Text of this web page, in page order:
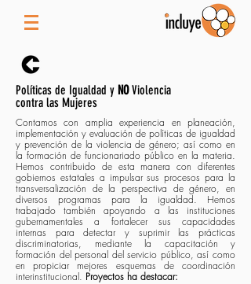
Políticas de Igualdad y NOViolencia
contra las Mujeres
Contamos con amplia experiencia en planeación,
implementación y evaluación de políticas de igualdad
y prevención de la violencia de género; así como en
la formación de funcionariado público en la materia.
Hemos contribuido de esta manera con diferentes
gobiernos estatales a impulsar sus procesos para la
transversalización de la perspectiva de género, en
diversos programas para la igualdad. Hemos
trabajado también apoyando a las instituciones
gubernamentales a fortalecer sus capacidades
internas para detectar y suprimir las prácticas
discriminatorias, mediante la capacitación y
formación del personal del servicio público, así como
en propiciar mejores esquemas de coordinación
interinstitucional. Proyectos ha destacar: